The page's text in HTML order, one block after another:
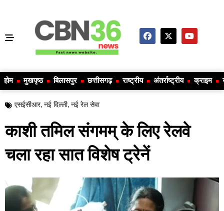
होम मुखपृष्ठ बिलासपुर छत्तीसगढ़ राष्ट्रीय अंतर्राष्ट्रीय क्राइम
एसईसीआर, नई दिल्ली, नई रेल सेवा
काशी तमिल संगमम् के लिए रेलवे
चला रहा सात विशेष ट्रेनें